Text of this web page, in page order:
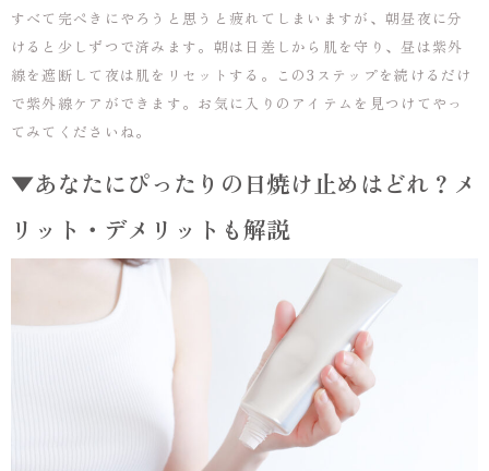
すべて完ぺきにやろうと思うと疲れてしまいますが、朝昼夜に分
けると少しずつで済みます。朝は日差しから肌を守り、昼は紫外
線を遮断して夜は肌をリセットする。この3ステップを続けるだけ
で紫外線ケアができます。お気に入りのアイテムを見つけてやっ
てみてくださいね。
▼あなたにぴったりの日焼け止めはどれ？メ
リット・デメリットも解説